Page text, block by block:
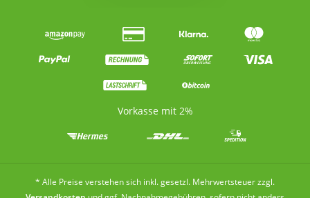
Vorkasse mit 2%
* Alle Preise verstehen sich inkl. gesetzl. Mehrwertsteuer zzgl.